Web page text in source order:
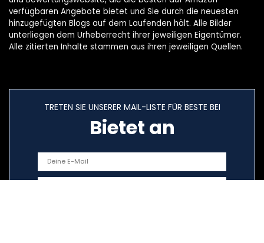
verfügbaren Angebote bietet und Sie durch die neuesten
hinzugefügten Blogs auf dem Laufenden hält. Alle Bilder
unterliegen dem Urheberrecht ihrer jeweiligen Eigentümer.
Alle zitierten Inhalte stammen aus ihren jeweiligen Quellen.
TRETEN SIE UNSERER MAIL-LISTE FÜR BESTE BEI
Bietet an